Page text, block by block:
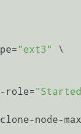
"ext3"
\
role=
clone-node-